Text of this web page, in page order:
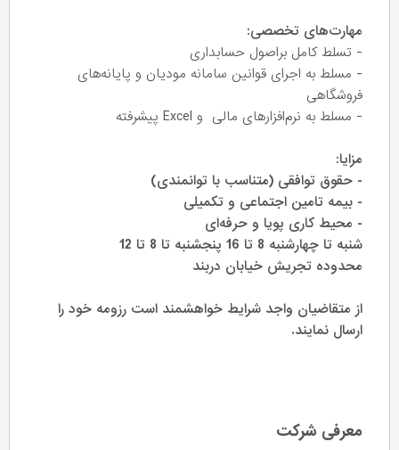
مهارت‌های تخصصی:
- تسلط کامل براصول حسابداری
- مسلط به اجرای قوانین سامانه مودیان و پایانه‌های
فروشگاهی
- مسلط به نرم‌افزارهای مالی و Excel پیشرفته
مزایا:
- حقوق توافقی (متناسب با توانمندی)
- بیمه تامین اجتماعی و تکمیلی
- محیط کاری پویا و حرفه‌ای
شنبه تا چهارشنبه 8 تا 16 پنجشنبه تا 8 تا 12
محدوده تجریش خیابان دربند
از متقاضیان واجد شرایط خواهشمند است رزومه خود را
ارسال نمایند.
معرفی شرکت